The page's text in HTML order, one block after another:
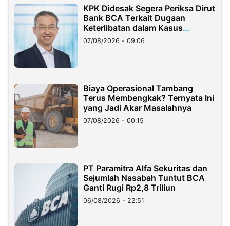
KPK Didesak Segera Periksa Dirut
Bank BCA Terkait Dugaan
Keterlibatan dalam Kasus
Hilangnya Dana Nasabah Rp2,58
Miliar
07/08/2026 - 09:06
Biaya Operasional Tambang
Terus Membengkak? Ternyata Ini
yang Jadi Akar Masalahnya
07/08/2026 - 00:15
PT Paramitra Alfa Sekuritas dan
Sejumlah Nasabah Tuntut BCA
Ganti Rugi Rp2,8 Triliun
06/08/2026 - 22:51